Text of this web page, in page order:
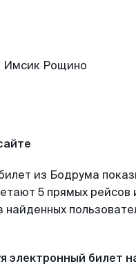
из Бодрума
5 прямых рейсов
найденных
электронный билет